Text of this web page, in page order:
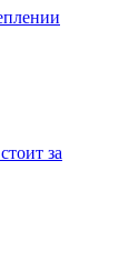
за